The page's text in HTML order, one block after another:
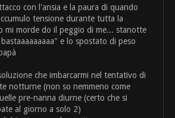
con l'ansia e la paura di quando
tensione durante tutta la
mi morde do il peggio di me... stanotte
e lo spostato di peso
che imbarcarmi nel tentativo di
notturne (non so nemmeno come
pre-nanna diurne (certo che si
al giorno a solo 2)